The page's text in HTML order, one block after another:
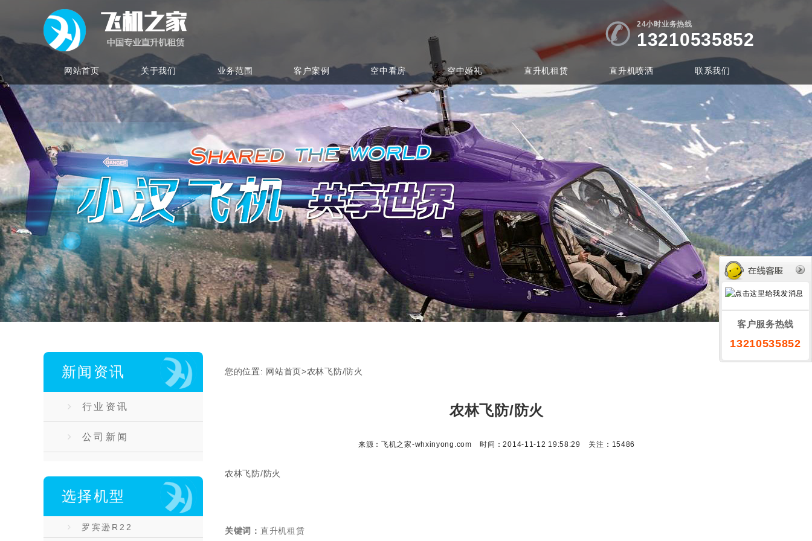
24小时业务热线
13210535852
网站首页 关于我们 业务范围 客户案例 空中看房 空中婚礼 直升机租赁 直升机喷洒 联系我们
新闻资讯
行业资讯
公司新闻
选择机型
罗宾逊R22
您的位置: 网站首页>农林飞防/防火
农林飞防/防火
来源：飞机之家-whxinyong.com 时间：2014-11-12 19:58:29 关注：15486
农林飞防/防火
关键词： 直升机租赁
客户服务热线
13210535852